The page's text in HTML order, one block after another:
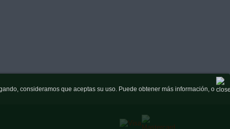
consideramos que aceptas su uso. Puede obtener más información, o